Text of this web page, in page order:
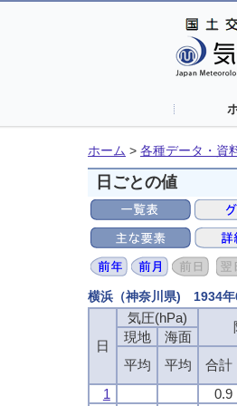
ホーム > 各種データ・資
日ごとの値
横浜（神奈川県) 1934
日
気圧(hPa)
現地
海面
平均
平均 合計
1
0.9
日
気圧(hPa)
現地
海面
平均
平均 合計
1
0.9
日
気圧(hPa)
現地
海面
平均
平均 合計
1
0.9
日
気圧(hPa)
現地
海面
平均
平均 合計
1
0.9